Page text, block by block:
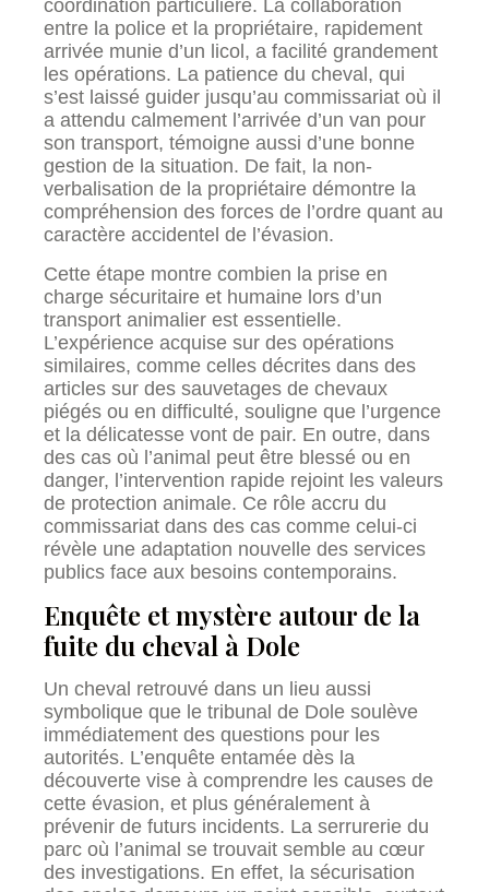
coordination particulière. La collaboration
entre la police et la propriétaire, rapidement
arrivée munie d’un licol, a facilité grandement
les opérations. La patience du cheval, qui
s’est laissé guider jusqu’au commissariat où il
a attendu calmement l’arrivée d’un van pour
son transport, témoigne aussi d’une bonne
gestion de la situation. De fait, la non-
verbalisation de la propriétaire démontre la
compréhension des forces de l’ordre quant au
caractère accidentel de l’évasion.
Cette étape montre combien la prise en
charge sécuritaire et humaine lors d’un
transport animalier est essentielle.
L’expérience acquise sur des opérations
similaires, comme celles décrites dans des
articles sur des sauvetages de chevaux
piégés ou en difficulté, souligne que l’urgence
et la délicatesse vont de pair. En outre, dans
des cas où l’animal peut être blessé ou en
danger, l’intervention rapide rejoint les valeurs
de protection animale. Ce rôle accru du
commissariat dans des cas comme celui-ci
révèle une adaptation nouvelle des services
publics face aux besoins contemporains.
Enquête et mystère autour de la
fuite du cheval à Dole
Un cheval retrouvé dans un lieu aussi
symbolique que le tribunal de Dole soulève
immédiatement des questions pour les
autorités. L’enquête entamée dès la
découverte vise à comprendre les causes de
cette évasion, et plus généralement à
prévenir de futurs incidents. La serrurerie du
parc où l’animal se trouvait semble au cœur
des investigations. En effet, la sécurisation